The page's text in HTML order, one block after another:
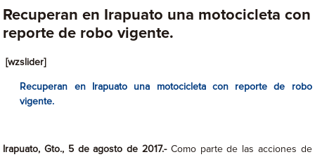
Recuperan en Irapuato una motocicleta con
reporte de robo vigente.
[wzslider]
Recuperan en Irapuato una motocicleta con reporte de robo
vigente.
Irapuato, Gto., 5 de agosto de 2017.-Como parte de las acciones de